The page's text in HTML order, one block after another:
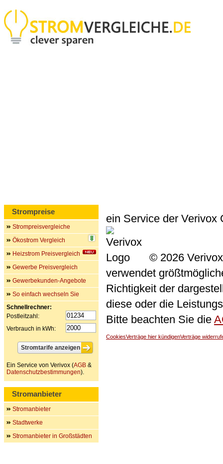
ein Service der Verivox
© 2026
verwendet
Richtigkeit der
diese oder die
Bitte beachten Sie die
CookiesVerträge hier kündigenVerträge
Strompreise
Strompreisvergleiche
Ökostrom Vergleich
Heizstrom Preisvergleich
Gewerbe Preisvergleich
Gewerbekunden-Angebote
So einfach wechseln Sie
Schnellrechner:
Postleitzahl:
Verbrauch in kWh:
Ein Service von Verivox (AGB &
Datenschutzbestimmungen).
Stromanbieter
Stromanbieter
Stadtwerke
Stromanbieter in Großstädten